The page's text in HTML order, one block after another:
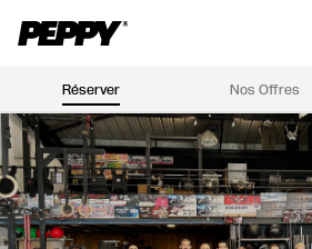
Réserver Nos Offres